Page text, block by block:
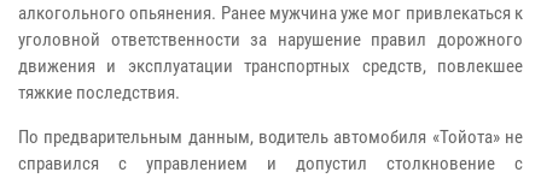
алкогольного опьянения. Ранее мужчина уже мог привлекаться к
уголовной ответственности за нарушение правил дорожного
движения и эксплуатации транспортных средств, повлекшее
тяжкие последствия.
По предварительным данным, водитель автомобиля «Тойота» не
справился с управлением и допустил столкновение с